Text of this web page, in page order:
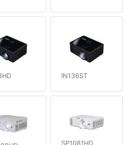
IN136ST
SP1081HD